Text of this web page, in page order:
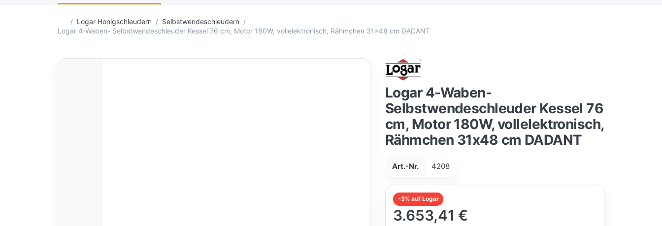
Startseite
Logar Honigschleudern
Selbstwendeschleudern
Logar 4-Waben- Selbstwendeschleuder Kessel 76 cm, Motor 180W, vollelektronisch, Rähmchen 31x48 cm DADANT
Logar 4-Waben-
Selbstwendeschleuder Kessel 76
cm, Motor 180W, vollelektronisch,
Rähmchen 31x48 cm DADANT
Art.-Nr. 4208
-3% auf Logar
3.653,41 €